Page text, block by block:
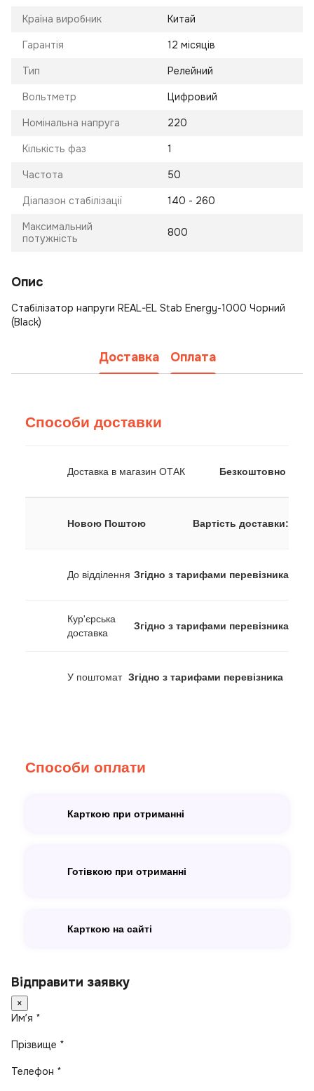
Країна виробник Китай
Гарантія 12 місяців
Тип Релейний
Вольтметр Цифровий
Номінальна напруга 220
Кількість фаз 1
Частота 50
Діапазон стабілізації 140 - 260
Максимальний
потужність
800
Опис
Стабілізатор напруги REAL-EL Stab Energy-1000 Чорний
(Black)
Доставка Оплата
Способи доставки
Доставка в магазин ОТАК Безкоштовно
Новою Поштою Вартість доставки:
До відділення Згідно з тарифами перевізника
Кур'єрська
доставка
Згідно з тарифами перевізника
У поштомат Згідно з тарифами перевізника
Способи оплати
Карткою при отриманні
Готівкою при отриманні
Карткою на сайті
Відправити заявку
×
Имʼя *
Прізвище *
Телефон *